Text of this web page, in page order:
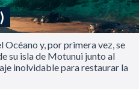
y, por primera vez, se
su isla de Motunui junto al
inolvidable para restaurar la